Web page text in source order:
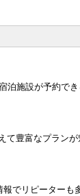
泊施設が予約で
て豊富なプラン
でリピーターも